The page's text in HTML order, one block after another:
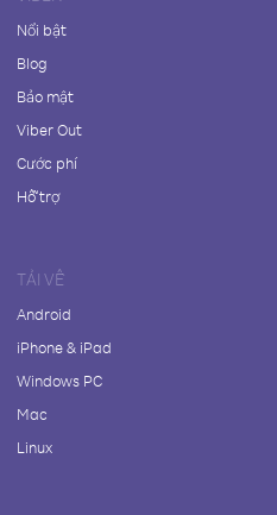
Nổi bật
Blog
Bảo mật
Viber Out
Cước phí
Hỗ trợ
TẢI VỀ
Android
iPhone & iPad
Windows PC
Mac
Linux